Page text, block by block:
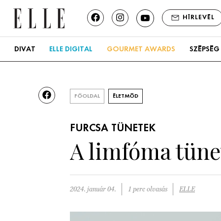
HÍRLEVÉL
DIVAT ELLE DIGITAL GOURMET AWARDS SZÉPSÉG
FŐOLDAL ÉLETMÓD
FURCSA TÜNETEK
A limfóma
2024. január 04. 1 perc olvasás ELLE